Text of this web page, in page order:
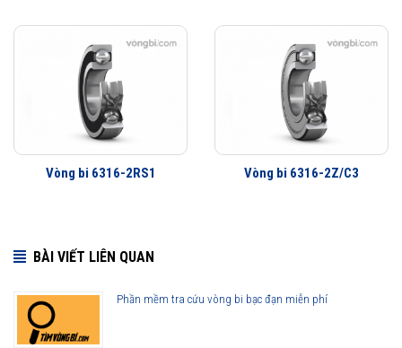
Vòng bi 6316-2RS1 Vòng bi 6316-2Z/C3
BÀI VIẾT LIÊN QUAN
Phần mềm tra cứu vòng bi bạc đạn miễn phí